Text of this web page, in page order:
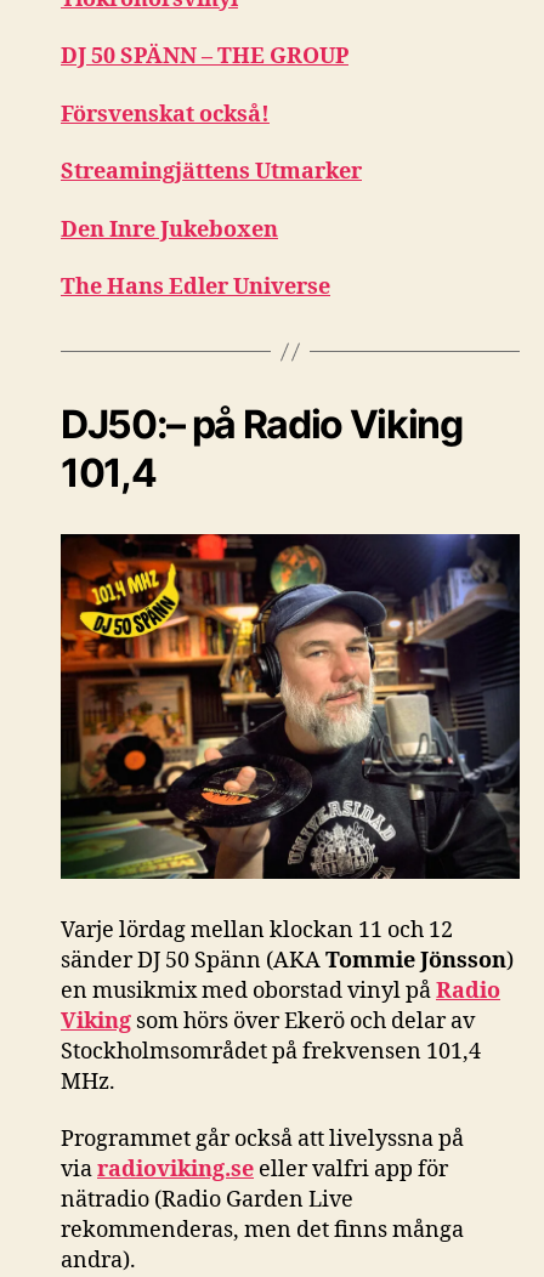
DJ 50 SPÄNN – THE GROUP
Försvenskat också!
Streamingjättens Utmarker
Den Inre Jukeboxen
The Hans Edler Universe
DJ50:– på Radio Viking
101,4
Varje lördag mellan klockan 11 och 12
sänder DJ 50 Spänn (AKATommie Jönsson)
en musikmix med oborstad vinyl påRadio
Viking som hörs över Ekerö och delar av
Stockholmsområdet på frekvensen 101,4
MHz.
Programmet går också att livelyssna på
viaradioviking.se eller valfri app för
nätradio (Radio Garden Live
rekommenderas, men det finns många
andra).